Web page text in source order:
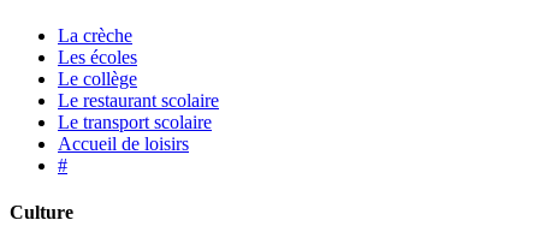
La crèche
Les écoles
Le collège
Le restaurant scolaire
Le transport scolaire
Accueil de loisirs
#
Culture